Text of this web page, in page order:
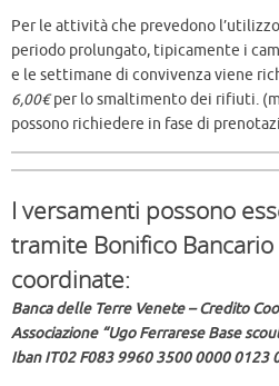
Per le attività che prevedono
periodo prolungato, tipicamente i
e le settimane di convivenza viene
6,00€per lo smaltimento dei rifiuti.
possono richiedere in fase di
I versamenti possono
tramite Bonifico
coordinate:
Banca delle Terre Venete – Credito
Associazione “Ugo Ferrarese Base
Iban IT02 F083 9960 3500 0000 0123